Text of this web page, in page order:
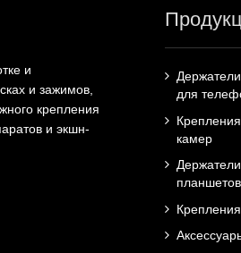
и
и зажимов,
крепления
и экшн-
для
камер
планшетов